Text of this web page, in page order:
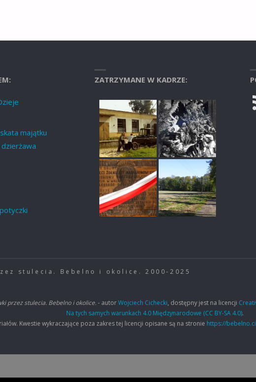
majątku
ZATRZYMANE W KADRZE:
stulecia. Bebelno i okolice. 2000-2025
przez stulecia. Bebelno i okolice.- autorWojciech Cichecki, dostępny jest na licencji
Na tych samych warunkach 4.0 Międzynarodowe (CC BY-SA 4.0).
Kwestie wykraczające poza zakres tej licencji opisane są na stronie https://